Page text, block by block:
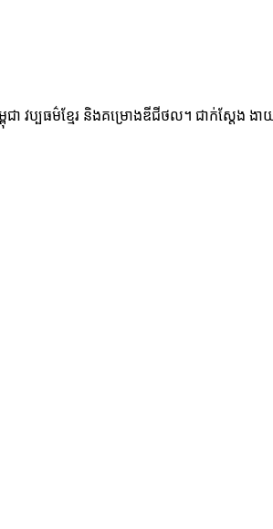
ា វប្បធម៌ខ្មែរ និងគម្រោងឌីជីថល។ ជាក់ស្តែង ង